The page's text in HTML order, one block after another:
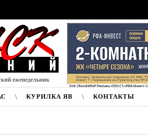
еженедельник
КУРИЛКА ЯВ КОНТАКТЫ